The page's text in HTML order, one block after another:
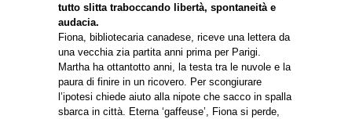
tutto slitta traboccando libertà, spontaneità e
audacia.
Fiona, bibliotecaria canadese, riceve una lettera da
una vecchia zia partita anni prima per Parigi.
Martha ha ottantotto anni, la testa tra le nuvole e la
paura di finire in un ricovero. Per scongiurare
l’ipotesi chiede aiuto alla nipote che sacco in spalla
sbarca in città. Eterna ‘gaffeuse’, Fiona si perde,